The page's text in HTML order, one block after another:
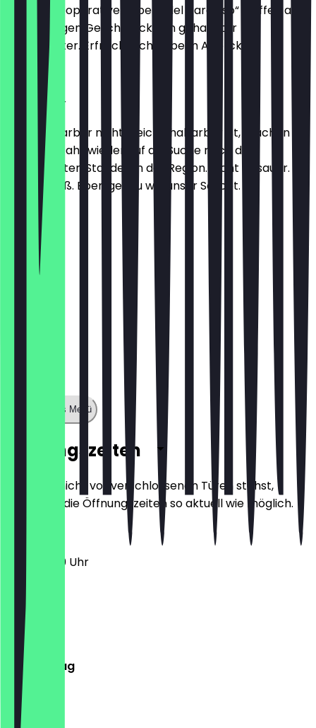
Bauern-Kooperative „albero del paradiso“ treffen auf
den samtigen Geschmack fein gehackter
Salbeiblätter. Erfrischt schon beim Anblick.
Rhabarber
Weil Rhabarber nicht gleich Rhabarber ist, machen wir
uns jedes Jahr wieder auf die Suche nach den
bestgereiften Stauden in der Region. Nicht zu sauer.
Nicht zu süß. Eben genau wie unser Sorbet.
2,30 €
Zeige ganzes Menü
Öffnungszeiten
Damit du nicht vor verschlossenen Türen stehst,
halten wir die Öffnungszeiten so aktuell wie möglich.
11:30 - 21:00 Uhr
Montag
Dienstag
Mittwoch
Donnerstag
Freitag
Samstag
Sonntag